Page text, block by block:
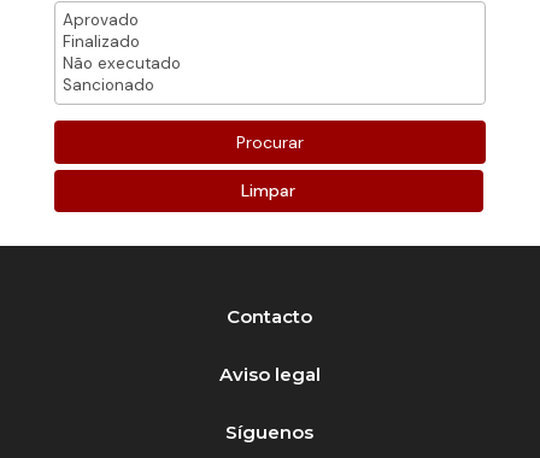
Limpar
Contacto
Aviso legal
Síguenos